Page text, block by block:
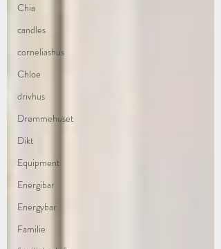
Chia
candles
corneliashus
Chloe
drivhus
Drømmehuset
Dikt
Equipment
Energibar
Energybar
Familie